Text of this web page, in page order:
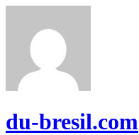
du-bresil.com